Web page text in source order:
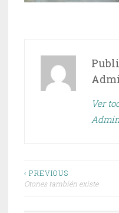
Ver
Navegación
‹ PREVIOUS
Otones también existe